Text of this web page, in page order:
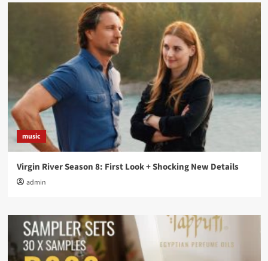
music
Virgin River Season 8: First Look + Shocking New Details
admin